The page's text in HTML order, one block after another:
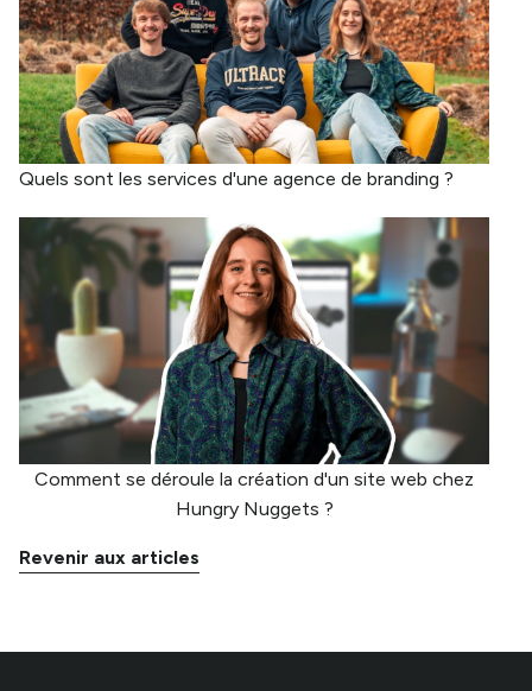
Quels sont les services d'une agence de branding ?
Comment se déroule la création d'un site web chez
Hungry Nuggets ?
Revenir aux articles